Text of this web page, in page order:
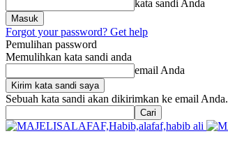
kata sandi Anda
Forgot your password? Get help
Pemulihan password
Memulihkan kata sandi anda
email Anda
Sebuah kata sandi akan dikirimkan ke email Anda.